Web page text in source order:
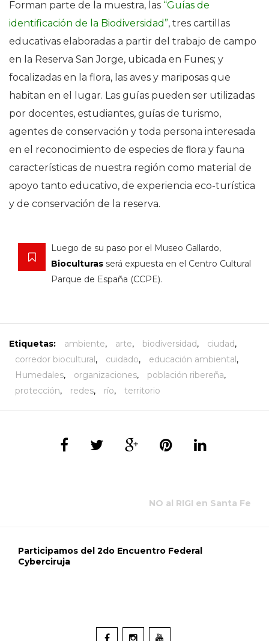
Forman parte de la muestra, las “Guías de
identificación de la Biodiversidad”, tres cartillas
educativas elaboradas a partir del trabajo de campo
en la Reserva San Jorge, ubicada en Funes; y
focalizadas en la flora, las aves y mariposas que
habitan en el lugar. Las guías pueden ser utilizadas
por docentes, estudiantes, guías de turismo,
agentes de conservación y toda persona interesada
en el reconocimiento de especies de ﬂora y fauna
características de nuestra región como material de
apoyo tanto educativo, de experiencia eco-turística
y de conservación de la reserva.
Luego de su paso por el Museo Gallardo,
Bioculturas será expuesta en el Centro Cultural
Parque de España (CCPE).
Etiquetas: ambiente, arte, biodiversidad, ciudad,
corredor biocultural, cuidado, educación ambiental,
Humedales, organizaciones, población ribereña,
protección, redes, río, territorio
NO al RIGI en Santa Fe
Participamos del 2do Encuentro Federal
Cyberciruja